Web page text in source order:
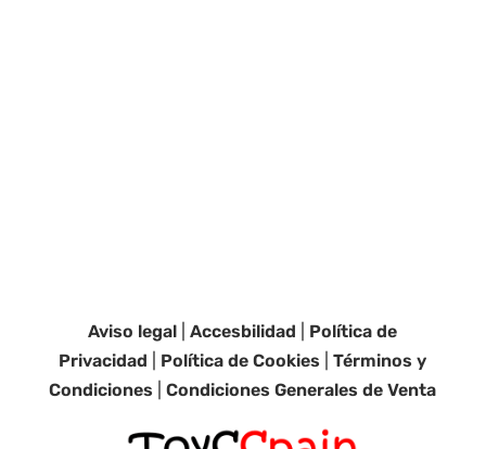
Aviso legal |Accesbilidad
Política de
Privacidad
Política de Cookies |Términos y
Condiciones |Condiciones Generales de Venta